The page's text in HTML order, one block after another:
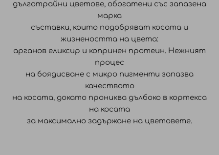
дълготрайни цветове, обогатени със запазена
марка
съставки, които подобряват косата и
жизнеността на цвета:
арганов еликсир и копринен протеин. Нежният
процес
на боядисване с микро пигменти запазва
качеството
на косата, докато прониква дълбоко в кортекса
на косата
за максимално задържане на цветовете.